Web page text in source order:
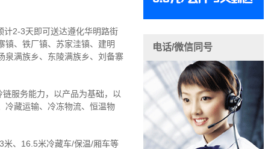
计2-3天即可送达遵化华明路街
镇、铁厂镇、苏家洼镇、建明
泉满族乡、东陵满族乡、刘备寨
服务能力，以产品为基础，以
冷藏运输、冷冻物流、恒温物
米、16.5米冷藏车/保温/厢车等
电话/微信同号